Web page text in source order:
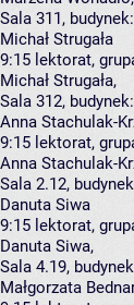
Sala 311, budynek:
Michał Strugała
9:15 lektorat,
Michał Strugała,
Sala 312, budynek:
Anna Stachulak-
9:15 lektorat,
Anna Stachulak-
Sala 2.12,
Danuta Siwa
9:15 lektorat,
Danuta Siwa,
Sala 4.19,
Małgorzata